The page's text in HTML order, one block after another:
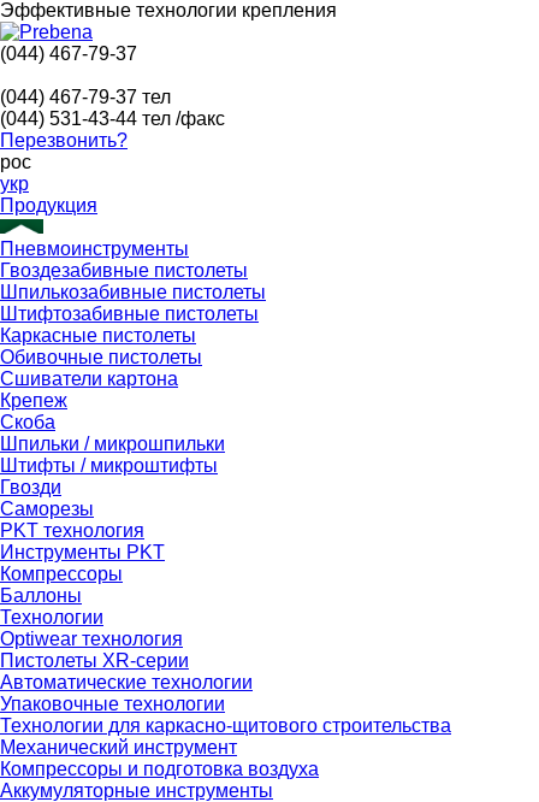
Эффективные технологии крепления
(044) 467-79-37
(044) 467-79-37 тел
(044) 531-43-44 тел /факс
Перезвонить?
рос
укр
Продукция
Пневмоинструменты
Гвоздезабивные пистолеты
Шпилькозабивные пистолеты
Штифтозабивные пистолеты
Каркасные пистолеты
Обивочные пистолеты
Сшиватели картона
Крепеж
Скоба
Шпильки / микрошпильки
Штифты / микроштифты
Гвозди
Саморезы
PKT технология
Инструменты PKT
Компрессоры
Баллоны
Технологии
Optiwear технология
Пистолеты XR-серии
Автоматические технологии
Упаковочные технологии
Технологии для каркасно-щитового строительства
Механический инструмент
Компрессоры и подготовка воздуха
Аккумуляторные инструменты